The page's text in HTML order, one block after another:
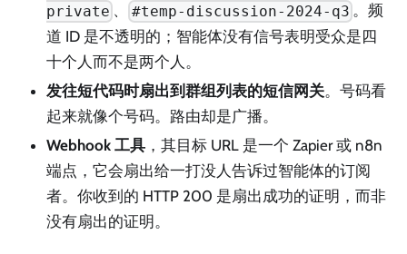
private 、 #temp-discussion-2024-q3 。频
道 ID 是不透明的；智能体没有信号表明受众是四
十个人而不是两个人。
发往短代码时扇出到群组列表的短信网关。号码看
起来就像个号码。路由却是广播。
Webhook 工具 ，其目标 URL 是一个 Zapier 或 n8n
端点，它会扇出给一打没人告诉过智能体的订阅
者。你收到的 HTTP 200 是扇出成功的证明，而非
没有扇出的证明。